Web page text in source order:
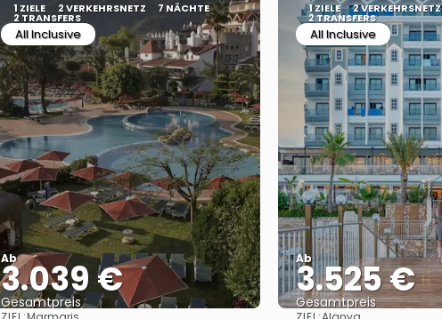
1 ZIELE 2 VERKEHRSNETZ 7 NÄCHTE
2 TRANSFERS
All Inclusive
Ab
3.039 €
Gesamtpreis
1 ZIELE 2 VERKEHRSNETZ
2 TRANSFERS
All Inclusive
Ab
3.525 €
Gesamtpreis